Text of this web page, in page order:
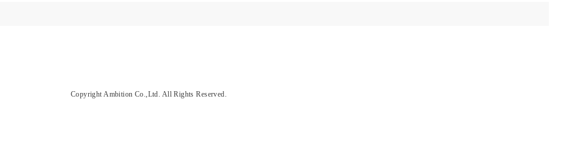
Copyright Ambition Co.,Ltd. All Rights Reserved.